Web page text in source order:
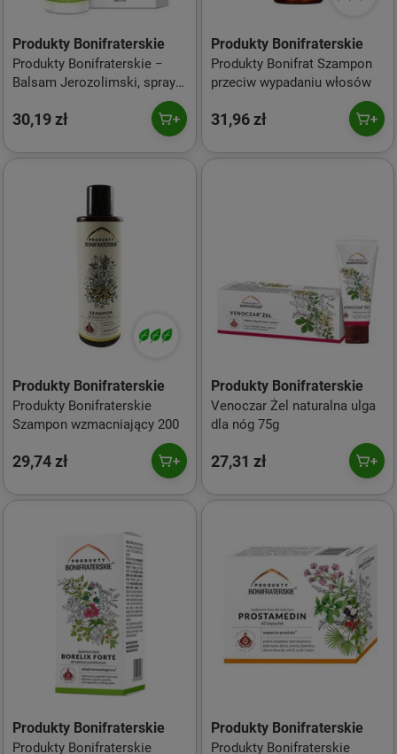
Produkty Bonifraterskie
Produkty Bonifraterskie −
Balsam Jerozolimski, spray z
30,19 zł
Produkty Bonifraterskie
Produkty Bonifrat Szampon
przeciw wypadaniu włosów
31,96 zł
Produkty Bonifraterskie
Produkty Bonifraterskie
Szampon wzmacniający 200
29,74 zł
Produkty Bonifraterskie
Venoczar Żel naturalna ulga
dla nóg 75g
27,31 zł
Produkty Bonifraterskie
Produkty Bonifraterskie
Produkty Bonifraterskie
Produkty Bonifraterskie